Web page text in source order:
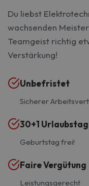
Du liebst
wachsenden
Teamgeist richtig
Verstärkung!
Unbefristet
Sicherer
30+1
Geburtstag frei!
Faire Vergütung
Leistungsgerecht